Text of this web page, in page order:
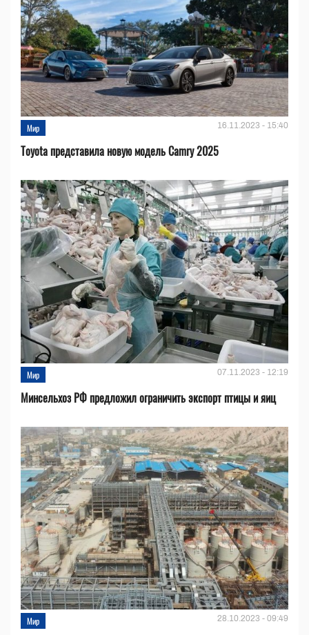
Мир 16.11.2023 - 15:40
Toyota представила новую модель Camry 2025
Мир 07.11.2023 - 12:19
Минсельхоз РФ предложил ограничить экспорт птицы и яиц
Мир 28.10.2023 - 09:49